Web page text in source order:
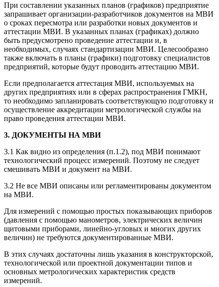
При составлении указанных планов (графиков) предприятие
запрашивает организации-разработчиков документов на МВИ
о сроках пересмотра или разработки новых документов и
аттестации МВИ. В указанных планах (графиках) должно
быть предусмотрено проведение аттестации и, в
необходимых, случаях стандартизации МВИ. Целесообразно
также включать в планы (графики) подготовку специалистов
предприятий, которые будут проводить аттестацию МВИ.
Если предполагается аттестация МВИ, используемых на
других предприятиях или в сферах распространения ГМКН,
то необходимо запланировать соответствующую подготовку и
осуществление аккредитации метрологической службы на
право проведения аттестации МВИ.
3. ДОКУМЕНТЫ НА МВИ
3.1 Как видно из определения (п.1.2), под МВИ понимают
технологический процесс измерений. Поэтому не следует
смешивать МВИ и документ на МВИ.
3.2 Не все МВИ описаны или регламентированы документом
на МВИ.
Для измерений с помощью простых показывающих приборов
(давления с помощью манометров, электрических величин
щитовыми приборами, линейно-угловых и многих других
величин) не требуются документированные МВИ.
В этих случаях достаточны лишь указания в конструкторской,
технологической или проектной документации типов и
основных метрологических характеристик средств
измерений.